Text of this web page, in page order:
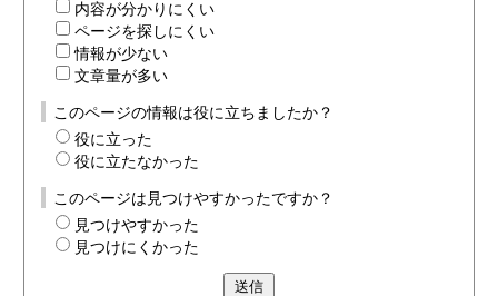
内容が分かりにくい
ページを探しにくい
情報が少ない
文章量が多い
このページの情報は役に立ちましたか？
役に立った
役に立たなかった
このページは見つけやすかったですか？
見つけやすかった
見つけにくかった
送信